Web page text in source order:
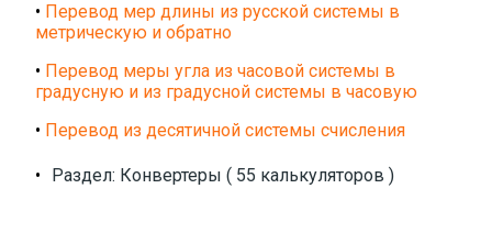
• Перевод мер длины из русской системы в
метрическую и обратно
• Перевод меры угла из часовой системы в
градусную и из градусной системы в часовую
• Перевод из десятичной системы счисления
• Раздел: Конвертеры ( 55 калькуляторов )